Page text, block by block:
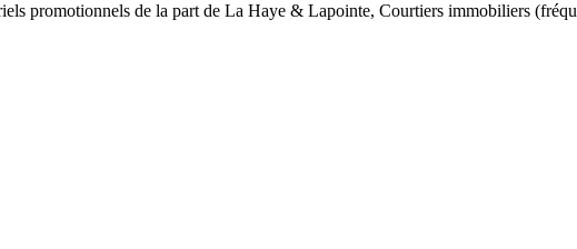
promotionnels de la part de La Haye & Lapointe, Courtiers immobiliers